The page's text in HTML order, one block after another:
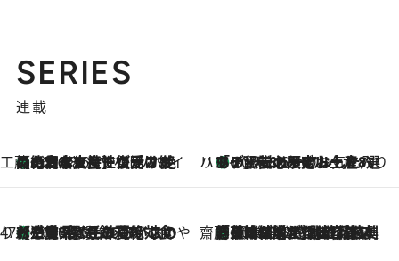
SERIES
連載
工藤まやのおもてなしハワイ
2026.8.6
【ハワイ土産】ローカルの絶大な支持で復活！ 絶品の幻クッキー《元ファンの日本人女性が受け継いだ名店》 ハワイ賢者 リサのお気に入りリスト2026.8.6
あの伝説の限定トートも！ リニューアルした「ディーン＆デルーカ ハワイ」で必須のお土産8選
47都道府県の手みやげ ひんやりスイーツで夏を満喫
2026.8.6
【三重県】この夏絶対食べたい 冷やしておいしいおやつ3選 お餅×アイスの新感覚スイーツ 齋藤 薫 美容脳ルネサンス
2026.8.6
「荷物が増えるほど旅ストレスは増す」美容ジャーナリストがたどり着いた最終結論。“化粧品を劇的に減らす”感動の凝縮美容とは